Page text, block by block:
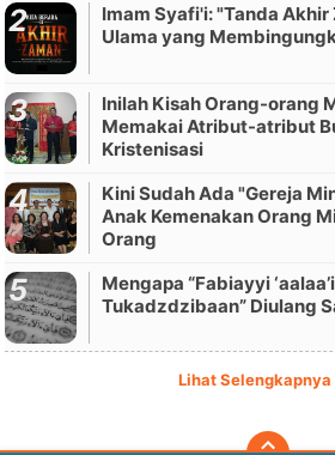
Imam Syafi'i: "Tanda
Ulama yang
Inilah Kisah Orang-orang
Memakai Atribut-atribut
Kristenisasi
Kini Sudah Ada "Gereja
Anak Kemenakan Orang
Orang
Mengapa “Fabiayyi
Tukadzdzibaan” Diulang
Lihat Selengkapnya